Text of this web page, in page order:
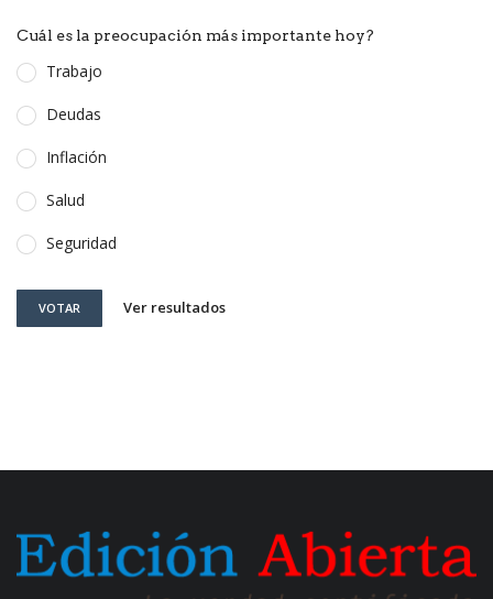
Cuál es la preocupación más importante hoy?
Trabajo
Deudas
Inflación
Salud
Seguridad
VOTAR Ver resultados